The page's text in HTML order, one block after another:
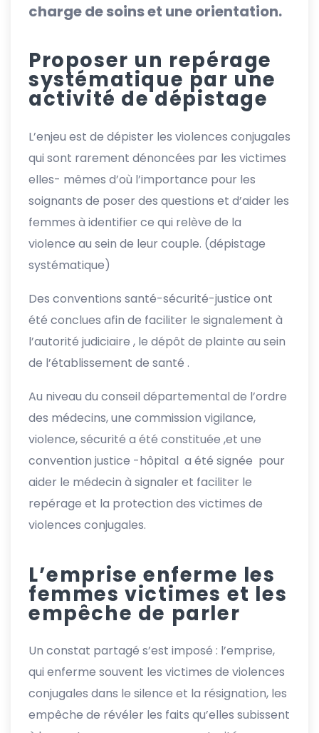
charge de soins et une orientation.
Proposer un repérage
systématique par une
activité de dépistage
L’enjeu est de dépister les violences conjugales
qui sont rarement dénoncées par les victimes
elles- mêmes d’où l’importance pour les
soignants de poser des questions et d’aider les
femmes à identifier ce qui relève de la
violence au sein de leur couple. (dépistage
systématique)
Des conventions santé-sécurité-justice ont
été conclues afin de faciliter le signalement à
l’autorité judiciaire , le dépôt de plainte au sein
de l’établissement de santé .
Au niveau du conseil départemental de l’ordre
des médecins, une commission vigilance,
violence, sécurité a été constituée ,et une
convention justice -hôpital a été signée pour
aider le médecin à signaler et faciliter le
repérage et la protection des victimes de
violences conjugales.
L’emprise enferme les
femmes victimes et les
empêche de parler
Un constat partagé s’est imposé : l’emprise,
qui enferme souvent les victimes de violences
conjugales dans le silence et la résignation, les
empêche de révéler les faits qu’elles subissent